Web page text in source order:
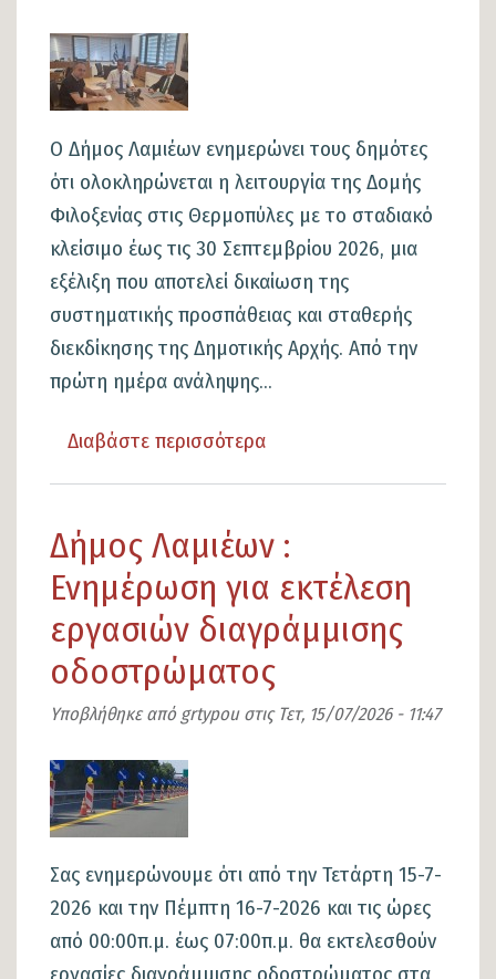
Τουρκική
εισβολή
του
1974
Εικόνα
Ο Δήμος Λαμιέων ενημερώνει τους δημότες
ότι ολοκληρώνεται η λειτουργία της Δομής
Φιλοξενίας στις Θερμοπύλες με το σταδιακό
κλείσιμο έως τις 30 Σεπτεμβρίου 2026, μια
εξέλιξη που αποτελεί δικαίωση της
συστηματικής προσπάθειας και σταθερής
διεκδίκησης της Δημοτικής Αρχής. Από την
πρώτη ημέρα ανάληψης...
Διαβάστε περισσότερα
Θερμοπύλες
αλλάζουν:
«από
τη
δέσμευση
στην
την
αποκατάσταση
μιας
χρόνιας
Δήμος Λαμιέων :
Ενημέρωση για εκτέλεση
εργασιών διαγράμμισης
οδοστρώματος
Υποβλήθηκε από grtypouστις Τετ, 15/07/2026 - 11:47
Εικόνα
Σας ενημερώνουμε ότι από την Τετάρτη 15-7-
2026 και την Πέμπτη 16-7-2026 και τις ώρες
από 00:00π.μ. έως 07:00π.μ. θα εκτελεσθούν
εργασίες διαγράμμισης οδοστρώματος στα